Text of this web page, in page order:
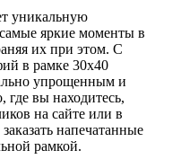
уникальную
яркие моменты в
их при этом. С
в рамке 30х40
упрощенным и
где вы находитесь,
на сайте или в
напечатанные
рамкой.